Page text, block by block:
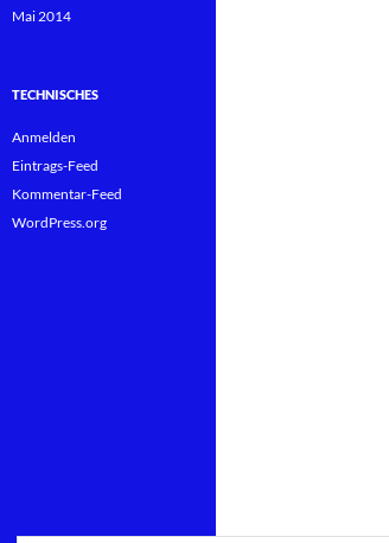
Mai 2014
TECHNISCHES
Anmelden
Eintrags-Feed
Kommentar-Feed
WordPress.org